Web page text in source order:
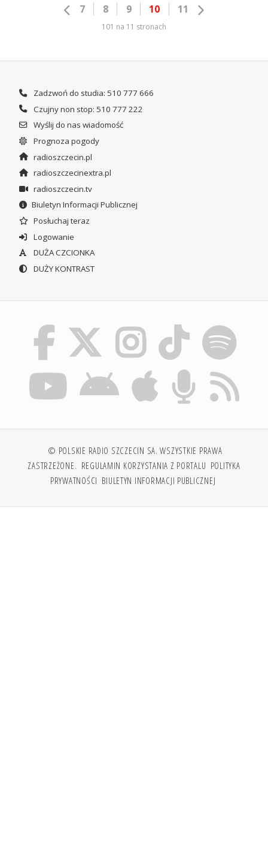
7 8 9 10 11
101 na 11 stronach
Zadzwoń do studia: 510 777 666
Czujny non stop: 510 777 222
Wyślij do nas wiadomość
Prognoza pogody
radioszczecin.pl
radioszczecinextra.pl
radioszczecin.tv
Biuletyn Informacji Publicznej
Posłuchaj teraz
Logowanie
DUŻA CZCIONKA
DUŻY KONTRAST
© POLSKIE RADIO SZCZECIN SA. WSZYSTKIE PRAWA
ZASTRZEŻONE. REGULAMIN KORZYSTANIA Z PORTALU POLITYKA
PRYWATNOŚCI BIULETYN INFORMACJI PUBLICZNEJ